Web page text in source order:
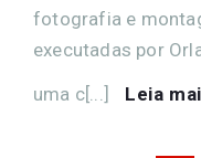
fotografia e
executadas por
uma c[...]
Leia